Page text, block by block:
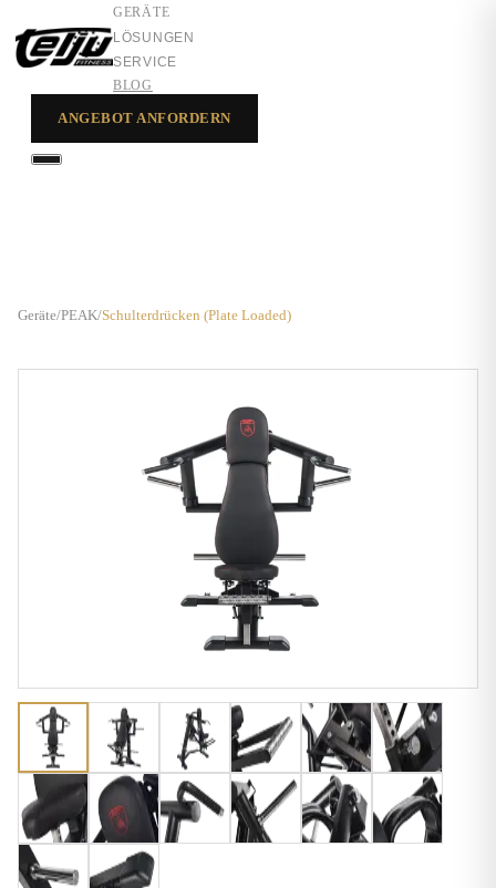
GERÄTE
LÖSUNGEN
SERVICE
BLOG
ANGEBOT ANFORDERN
Geräte/PEAK/Schulterdrücken (Plate Loaded)